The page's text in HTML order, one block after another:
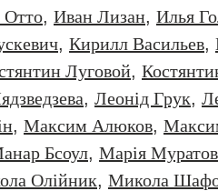
, Иван Лизан, Илья
, Кирилл Васильев,
Луговой,
, Леонiд Грук,
, Максим Алюков,
Бсоул, Марія
Олійник, Микола